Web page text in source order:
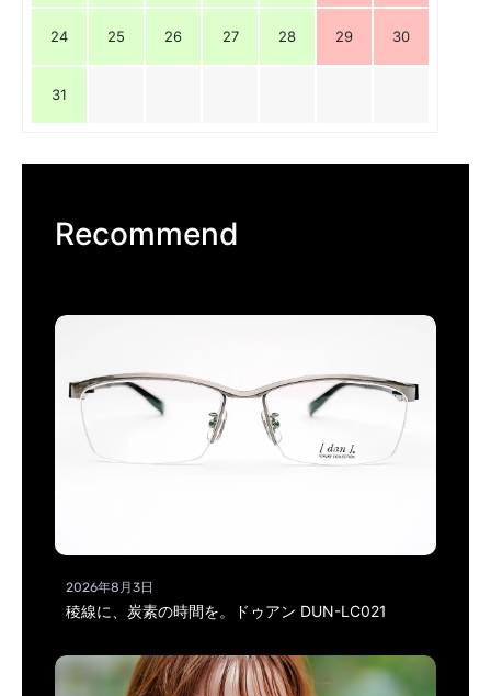
24 25 26 27 28 29 30
31
Recommend
2026年8月3日
稜線に、炭素の時間を。ドゥアン DUN-LC021